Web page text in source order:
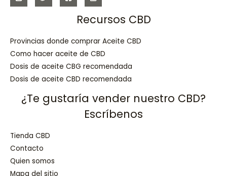
Recursos CBD
Provincias donde comprar Aceite CBD
Como hacer aceite de CBD
Dosis de aceite CBG recomendada
Dosis de aceite CBD recomendada
¿Te gustaría vender nuestro CBD?
Escríbenos
Tienda CBD
Contacto
Quien somos
Mapa del sitio